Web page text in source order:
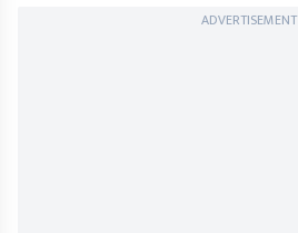
ADVERTISEMENT